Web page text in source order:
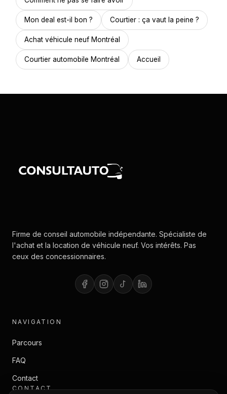
Mon deal est-il bon ? Courtier : ça vaut la peine ?
Achat véhicule neuf Montréal
Courtier automobile Montréal Accueil
Firme de conseil automobile indépendante. Spécialiste de
l'achat et la location de véhicule neuf. Vos intérêts. Pas
ceux des concessionnaires.
NAVIGATION
Parcours
FAQ
Contact
CONTACT